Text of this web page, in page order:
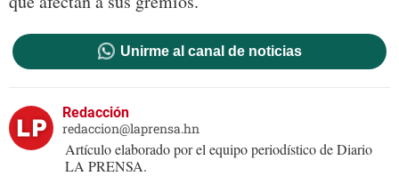
Unirme al canal de noticias
Redacción
redaccion@laprensa.hn
Artículo elaborado por el equipo periodístico de Diario
LA PRENSA.